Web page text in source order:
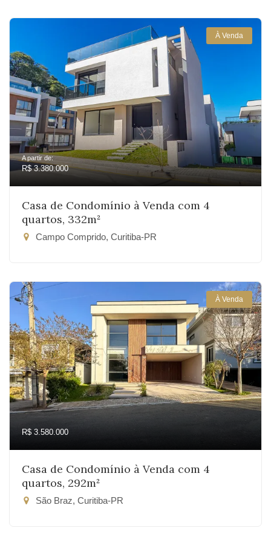
À Venda
A partir de:
R$ 3.380.000
Casa de Condomínio à Venda com 4
quartos, 332m²
Campo Comprido, Curitiba-PR
À Venda
R$ 3.580.000
Casa de Condomínio à Venda com 4
quartos, 292m²
São Braz, Curitiba-PR